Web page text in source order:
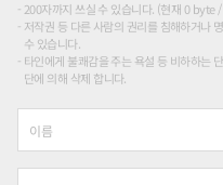
200자까지 쓰실 수 있습니다. (현재 0 byte
저작권 등 다른 사람의 권리를 침해하거나
수 있습니다.
타인에게 불쾌감을 주는 욕설 등 비하하는
단에 의해 삭제 합니다.